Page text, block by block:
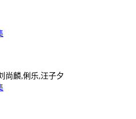
尚麟,俐乐,汪子夕